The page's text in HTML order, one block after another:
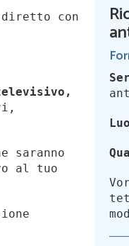
con
saranno
al tuo